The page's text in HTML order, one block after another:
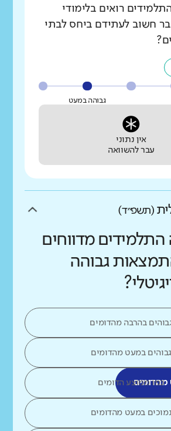
רואים בלימודי
חשוב לעתידם ביחס לבתי
גבוהה במעט
אין נתוני
עבר להשוואה
(תשפ״ד)
התלמידים מדווחים
גבוהה
בהרבה מהדומים
גבוהים במעט מהדומים
מהדומים
כמו ממוצע הדומים
נמוכים במעט מהדומים